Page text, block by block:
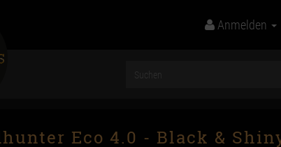
Anmelden
Eco 4.0 - Black &